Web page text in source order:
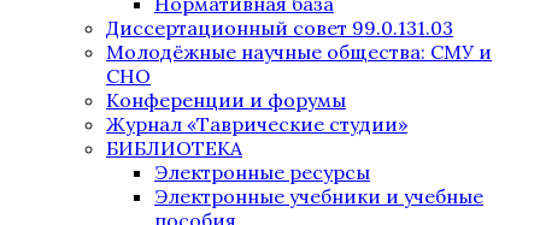
Диссертационный совет 99.0.131.03
Молодёжные научные общества: СМУ и
СНО
Конференции и форумы
Журнал «Таврические студии»
БИБЛИОТЕКА
Электронные ресурсы
Электронные учебники и учебные
пособия